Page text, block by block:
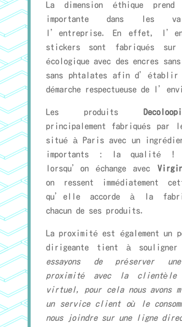
La dimension éthique prend
importante dans les
l’entreprise. En effet,
stickers sont fabriqués
écologique avec des encres
sans phtalates afin d’établir
démarche respectueuse de
Les produits
principalement fabriqués par
situé à Paris avec un
importants : la qualité !
lorsqu’on échange avec
on ressent immédiatement
qu’elle accorde à la
chacun de ses produits.
La proximité est également un
dirigeante tient à
essayons de préserver
proximité avec la clientèle
virtuel, pour cela nous avons
un service client où le
nous joindre sur une ligne